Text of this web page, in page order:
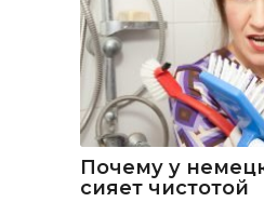
Почему у
сияет чистотой